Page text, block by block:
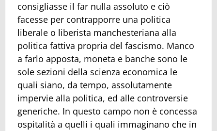
consigliasse il far nulla assoluto e ciò
facesse per contrapporre una politica
liberale o liberista manchesteriana alla
politica fattiva propria del fascismo. Manco
a farlo apposta, moneta e banche sono le
sole sezioni della scienza economica le
quali siano, da tempo, assolutamente
impervie alla politica, ed alle controversie
generiche. In questo campo non è concessa
ospitalità a quelli i quali immaginano che in